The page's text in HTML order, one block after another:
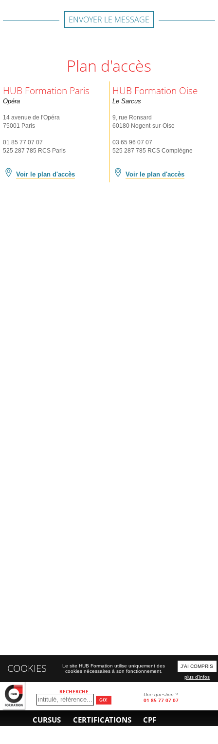
RECHERCHE Une question ?
01 85 77 07 07
CURSUS CERTIFICATIONS CPF
ENVOYER LE MESSAGE
Plan d'accès
HUB Formation Paris
Opéra
14 avenue de l'Opéra
75001 Paris
01 85 77 07 07
525 287 785 RCS Paris
Voir le plan d'accès
HUB Formation Oise
Le Sarcus
9, rue Ronsard
60180 Nogent-sur-Oise
03 65 96 07 07
525 287 785 RCS Compiègne
Voir le plan d'accès
COOKIES
Le site HUB Formation utilise uniquement des
cookies nécessaires à son fonctionnement.
J'AI COMPRIS
plus d'infos